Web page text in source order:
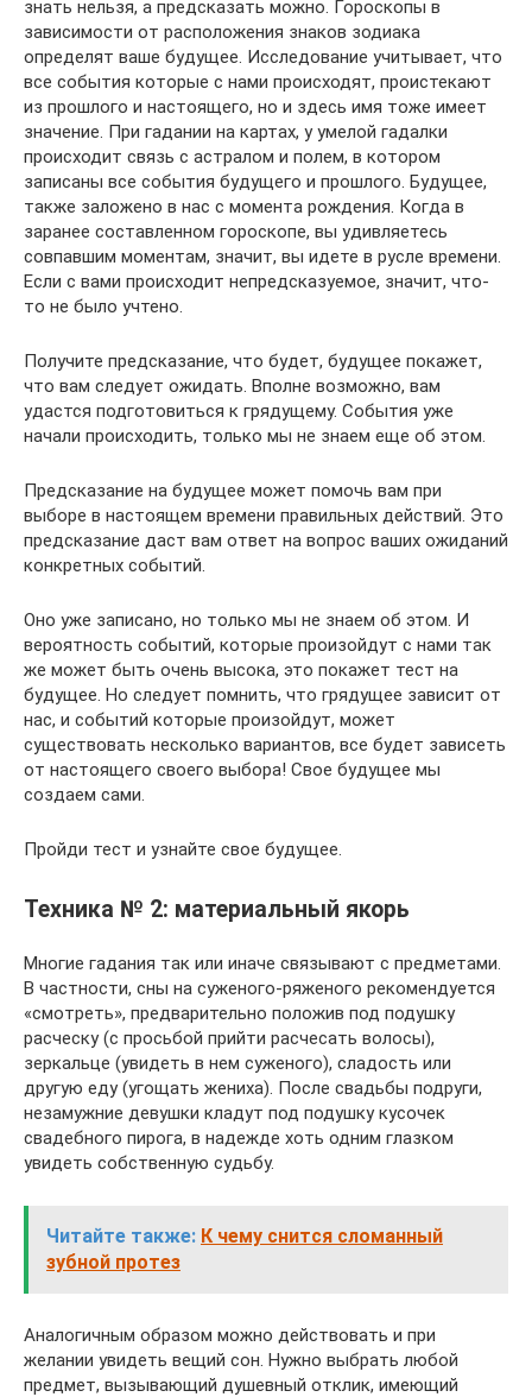
знать нельзя, а предсказать можно. Гороскопы в
зависимости от расположения знаков зодиака
определят ваше будущее. Исследование учитывает, что
все события которые с нами происходят, проистекают
из прошлого и настоящего, но и здесь имя тоже имеет
значение. При гадании на картах, у умелой гадалки
происходит связь с астралом и полем, в котором
записаны все события будущего и прошлого. Будущее,
также заложено в нас с момента рождения. Когда в
заранее составленном гороскопе, вы удивляетесь
совпавшим моментам, значит, вы идете в русле времени.
Если с вами происходит непредсказуемое, значит, что-
то не было учтено.
Получите предсказание, что будет, будущее покажет,
что вам следует ожидать. Вполне возможно, вам
удастся подготовиться к грядущему. События уже
начали происходить, только мы не знаем еще об этом.
Предсказание на будущее может помочь вам при
выборе в настоящем времени правильных действий. Это
предсказание даст вам ответ на вопрос ваших ожиданий
конкретных событий.
Оно уже записано, но только мы не знаем об этом. И
вероятность событий, которые произойдут с нами так
же может быть очень высока, это покажет тест на
будущее. Но следует помнить, что грядущее зависит от
нас, и событий которые произойдут, может
существовать несколько вариантов, все будет зависеть
от настоящего своего выбора! Свое будущее мы
создаем сами.
Пройди тест и узнайте свое будущее.
Техника № 2: материальный якорь
Многие гадания так или иначе связывают с предметами.
В частности, сны на суженого-ряженого рекомендуется
«смотреть», предварительно положив под подушку
расческу (с просьбой прийти расчесать волосы),
зеркальце (увидеть в нем суженого), сладость или
другую еду (угощать жениха). После свадьбы подруги,
незамужние девушки кладут под подушку кусочек
свадебного пирога, в надежде хоть одним глазком
увидеть собственную судьбу.
Читайте также: К чему снится сломанный
зубной протез
Аналогичным образом можно действовать и при
желании увидеть вещий сон. Нужно выбрать любой
предмет, вызывающий душевный отклик, имеющий